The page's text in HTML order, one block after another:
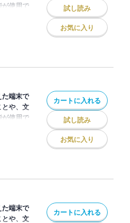
が使用で
付録取得
試し読み
お気に入り
端末で
とや、文
が使用で
ネルスタ
カートに入れる
試し読み
お気に入り
端末で
とや、文
カートに入れる